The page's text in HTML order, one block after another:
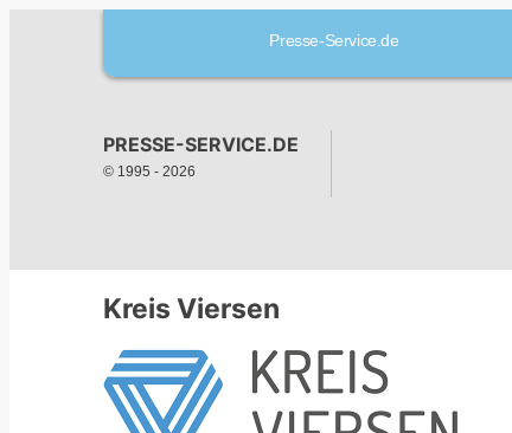
Presse-Service.de
PRESSE-SERVICE.DE
© 1995 - 2026
Kreis Viersen